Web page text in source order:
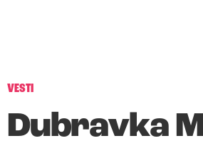
VESTI
Dubravka